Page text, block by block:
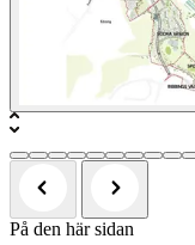
På den här sidan